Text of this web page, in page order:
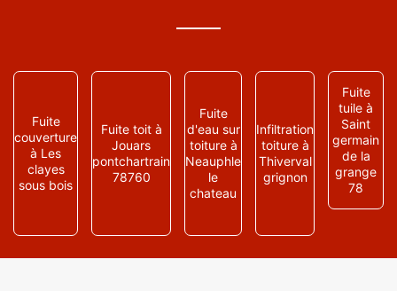
Fuite
couverture
à Les
clayes
sous bois
Fuite toit à
Jouars
pontchartrain
78760
Fuite
d'eau sur
toiture à
Neauphle
le
chateau
Infiltration
toiture à
Thiverval
grignon
Fuite
tuile à
Saint
germain
de la
grange
78